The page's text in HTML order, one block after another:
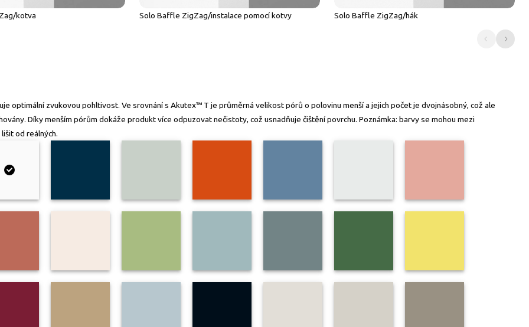
kotva Solo Baffle ZigZag/instalace pomocí kotvy Solo Baffle ZigZag/hák
optimální zvukovou pohltivost. Ve srovnání s Akutex™ T je průměrná velikost pórů o polovinu menší a jejich počet je dvojnásobný, což ale
Díky menším pórům dokáže produkt více odpuzovat nečistoty, což usnadňuje čištění povrchu. Poznámka: barvy se mohou mezi
od reálných.